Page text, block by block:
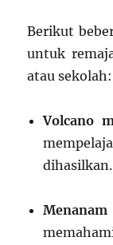
Berikut
untuk
atau sekolah:
Volcano
dihasilkan.